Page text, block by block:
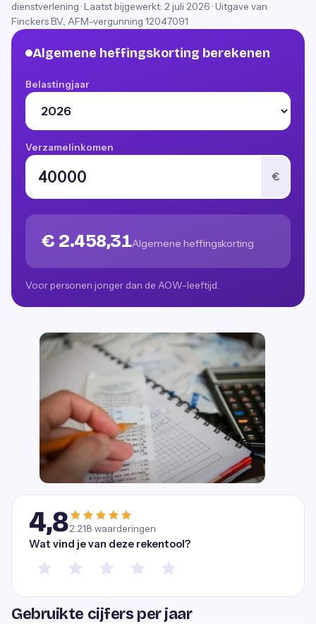
dienstverlening · Laatst bijgewerkt: 2 juli 2026 · Uitgave van
Finckers B.V., AFM-vergunning 12047091
Algemene heffingskorting berekenen
Belastingjaar
Verzamelinkomen
€
€ 2.458,31Algemene heffingskorting
Voor personen jonger dan de AOW-leeftijd.
4,82.218 waarderingen
Wat vind je van deze rekentool?
Gebruikte cijfers per jaar